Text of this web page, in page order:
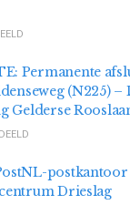
Permanente
(N225) –
Gelderse
Drieslag